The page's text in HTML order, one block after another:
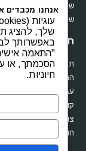
שולחנות
שידות וקומודות
חנות
תקנון
החשבון שלי
עגלת קניות
קופה
צור קשר
חוות דעת
אנחנו מכבדים
שלך, להציג
באפשרותך
"התאמה
הסכמתך, או
חיוניות.